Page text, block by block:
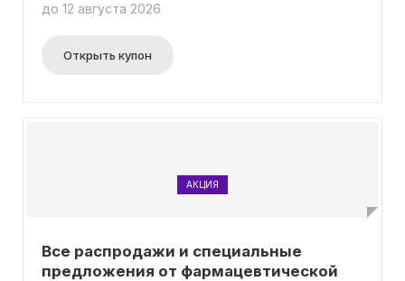
вводом промокода и других условий – скидка
не упустите возможность приобрести
качественные товары по приятным ценам.
до 12 августа 2026
Открыть купон
АКЦИЯ
Все распродажи и специальные
предложения от фармацевтической